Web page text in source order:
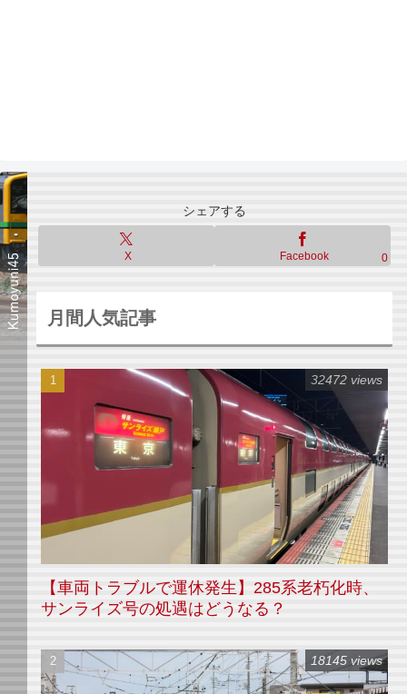
シェアする
X Facebook 0
月間人気記事
【車両トラブルで運休発生】285系老朽化時、
サンライズ号の処遇はどうなる？
32472 views
18145 views